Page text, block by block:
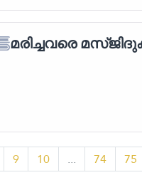
മരിച്ചവരെ
9 10 ... 74 75